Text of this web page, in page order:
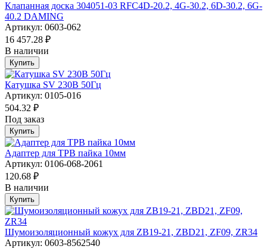
Клапанная доска 304051-03 RFC4D-20.2, 4G-30.2, 6D-30.2, 6G-
40.2 DAMING
Артикул: 0603-062
16 457.28 ₽
В наличии
Купить
Катушка SV 230В 50Гц
Артикул: 0105-016
504.32 ₽
Под заказ
Купить
Адаптер для ТРВ пайка 10мм
Артикул: 0106-068-2061
120.68 ₽
В наличии
Купить
Шумоизоляционный кожух для ZB19-21, ZBD21, ZF09, ZR34
Артикул: 0603-8562540